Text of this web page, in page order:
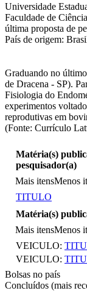
Universidade
Faculdade de
última proposta de
País de origem:
Graduando no
de Dracena - SP).
Fisiologia do
experimentos
reprodutivas em
(Fonte: Currículo
Matéria(s)
pesquisador(a)
Mais itensMenos
TITULO
Matéria(s)
Mais itensMenos
VEICULO:
VEICULO:
Bolsas no país
Concluídos (mais